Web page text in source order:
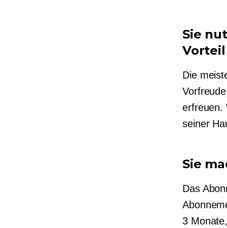
Sie
Vorteil
Die
erfreuen.
seiner
Sie
Das
3 Monate,